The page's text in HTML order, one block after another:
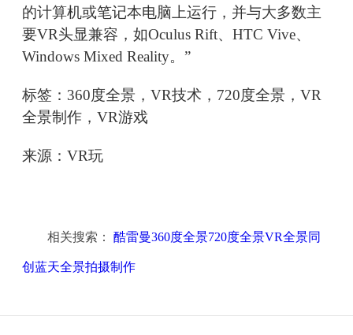
的计算机或笔记本电脑上运行，并与大多数主
要VR头显兼容，如Oculus Rift、HTC Vive、
Windows Mixed Reality。”
标签：360度全景，VR技术，720度全景，VR
全景制作，VR游戏
来源：VR玩
相关搜索： 酷雷曼360度全景720度全景VR全景同
创蓝天全景拍摄制作